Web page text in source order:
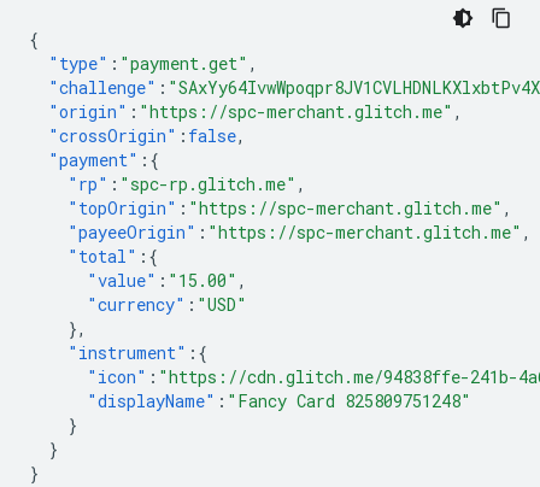
{
"type" : "payment.get" ,
"challenge" :
"origin" : "https://spc-merchant.glitch.me" ,
"crossOrigin" : false,
"payment" :{
"rp" : "spc-rp.glitch.me" ,
"topOrigin" : "https://spc-merchant.glitch.me" ,
"payeeOrigin" : "https://spc-merchant.glitch.me" ,
"total" :{
"value" : "15.00" ,
"currency" : "USD"
},
"instrument" :{
"icon" : "https://cdn.glitch.me/94838ffe-241b-
"displayName" : "Fancy Card 825809751248"
}
}
}